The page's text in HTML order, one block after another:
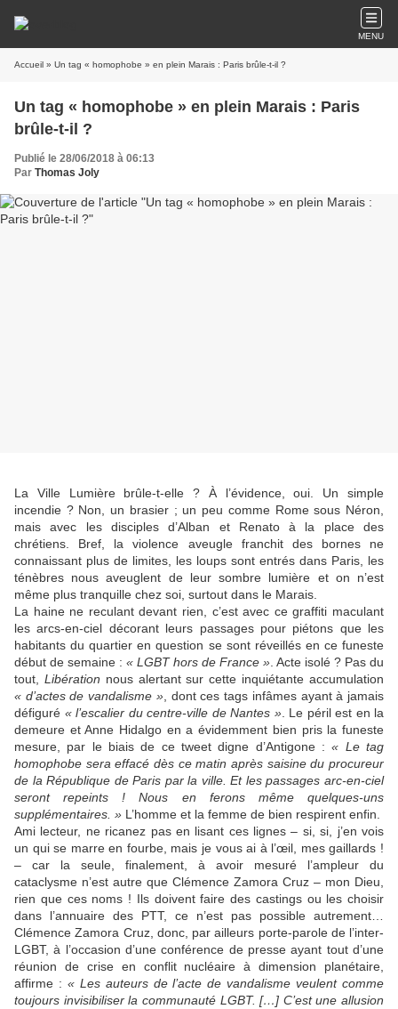
MENU
Accueil » Un tag « homophobe » en plein Marais : Paris brûle-t-il ?
Un tag « homophobe » en plein Marais : Paris
brûle-t-il ?
Publié le 28/06/2018 à 06:13
Par Thomas Joly
La Ville Lumière brûle-t-elle ? À l’évidence, oui. Un simple
incendie ? Non, un brasier ; un peu comme Rome sous Néron,
mais avec les disciples d’Alban et Renato à la place des
chrétiens. Bref, la violence aveugle franchit des bornes ne
connaissant plus de limites, les loups sont entrés dans Paris, les
ténèbres nous aveuglent de leur sombre lumière et on n’est
même plus tranquille chez soi, surtout dans le Marais.
La haine ne reculant devant rien, c’est avec ce graffiti maculant
les arcs-en-ciel décorant leurs passages pour piétons que les
habitants du quartier en question se sont réveillés en ce funeste
début de semaine : « LGBT hors de France » . Acte isolé ? Pas du
tout, Libération nous alertant sur cette inquiétante accumulation
« d’actes de vandalisme », dont ces tags infâmes ayant à jamais
défiguré « l’escalier du centre-ville de Nantes ». Le péril est en la
demeure et Anne Hidalgo en a évidemment bien pris la funeste
mesure, par le biais de ce tweet digne d’Antigone :« Le tag
homophobe sera effacé dès ce matin après saisine du procureur
de la République de Paris par la ville. Et les passages arc-en-ciel
seront repeints ! Nous en ferons même quelques-uns
supplémentaires. » L’homme et la femme de bien respirent enfin.
Ami lecteur, ne ricanez pas en lisant ces lignes – si, si, j’en vois
un qui se marre en fourbe, mais je vous ai à l’œil, mes gaillards !
– car la seule, finalement, à avoir mesuré l’ampleur du
cataclysme n’est autre que Clémence Zamora Cruz – mon Dieu,
rien que ces noms ! Ils doivent faire des castings ou les choisir
dans l’annuaire des PTT, ce n’est pas possible autrement…
Clémence Zamora Cruz, donc, par ailleurs porte-parole de l’inter-
LGBT, à l’occasion d’une conférence de presse ayant tout d’une
réunion de crise en conflit nucléaire à dimension planétaire,
affirme : « Les auteurs de l’acte de vandalisme veulent comme
toujours invisibiliser la communauté LGBT. […] C’est une allusion